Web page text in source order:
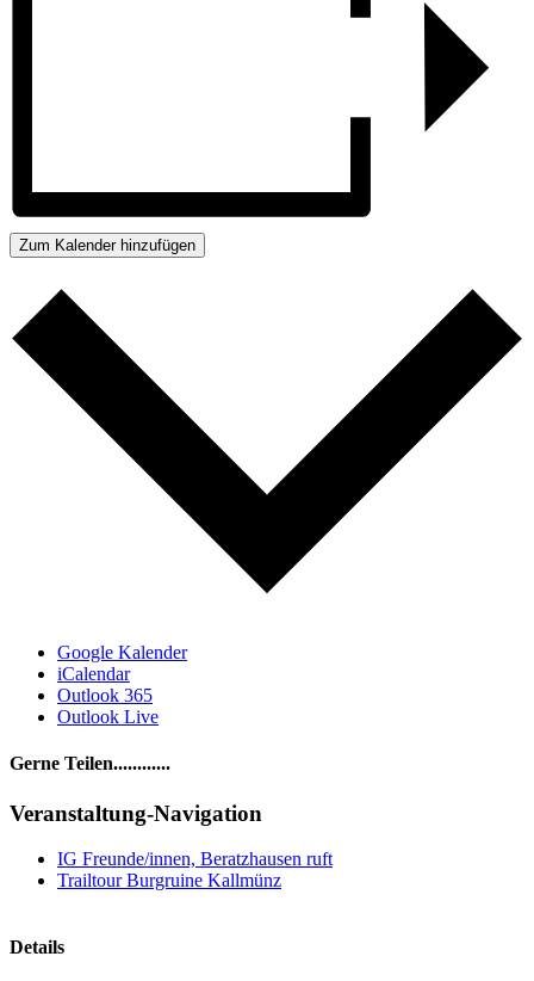
Zum Kalender hinzufügen
Google Kalender
iCalendar
Outlook 365
Outlook Live
Gerne Teilen............
Facebook
LinkedIn
WhatsApp
Telegram
E-
Veranstaltung-Navigation
IG Freunde/innen, Beratzhausen ruft
Trailtour Burgruine Kallmünz
Details